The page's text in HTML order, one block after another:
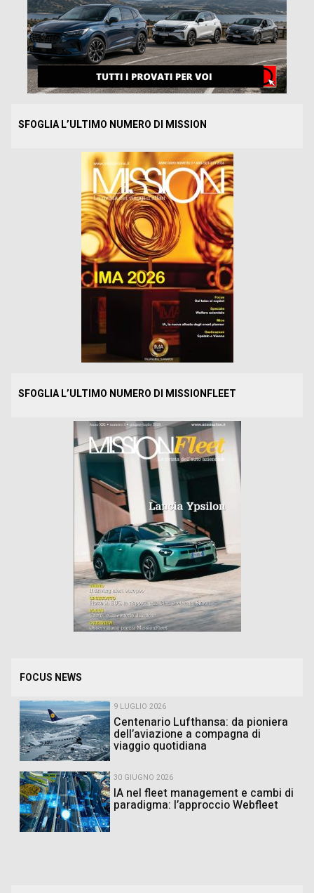
SFOGLIA L’ULTIMO NUMERO DI MISSION
SFOGLIA L’ULTIMO NUMERO DI MISSIONFLEET
FOCUS NEWS
9 LUGLIO 2026
Centenario Lufthansa: da pioniera
dell’aviazione a compagna di
viaggio quotidiana
30 GIUGNO 2026
IA nel fleet management e cambi di
paradigma: l’approccio Webfleet